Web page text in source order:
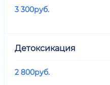
3 300руб.
Детоксикация
2 800руб.